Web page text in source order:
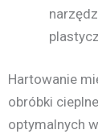
Hartowanie
obróbki
optymalnych